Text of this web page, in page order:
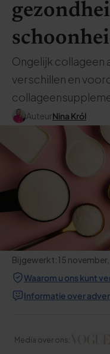
Ongelijk collageen
verschillen en
AuteurNina Król
Bijgewerkt:15
Waarom u ons kunt
Informatie over
Media over ons: